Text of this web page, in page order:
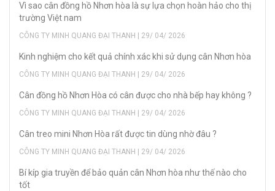
Vì sao cân đồng hồ Nhơn hòa là sự lựa chọn hoàn hảo cho thị
trường Việt nam
CÔNG TY MINH QUANG ĐẠI THANH | 29/ 04/ 2026
Kinh nghiệm cho kết quả chính xác khi sử dụng cân Nhơn hòa
CÔNG TY MINH QUANG ĐẠI THANH | 29/ 04/ 2026
Cân đồng hồ Nhơn Hòa có cân được cho nhà bếp hay không ?
CÔNG TY MINH QUANG ĐẠI THANH | 29/ 04/ 2026
Cân treo mini Nhơn Hòa rất được tin dùng nhờ đâu ?
CÔNG TY MINH QUANG ĐẠI THANH | 29/ 04/ 2026
Bí kíp gia truyền để bảo quản cân Nhơn hòa như thế nào cho
tốt